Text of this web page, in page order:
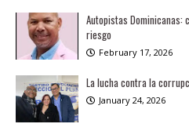
Autopistas Dominicanas:
riesgo
February 17, 2026
La lucha contra la
January 24, 2026